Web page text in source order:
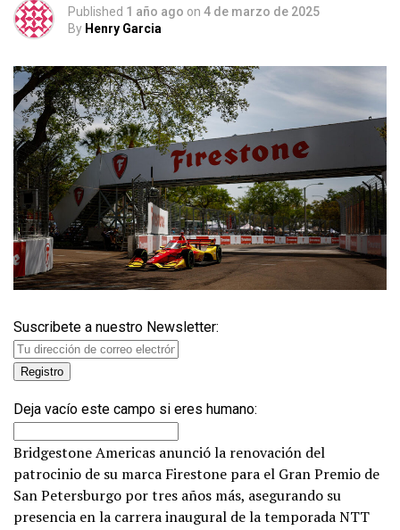
Published 1 año ago on 4 de marzo de 2025
By Henry Garcia
Suscribete a nuestro Newsletter:
Deja vacío este campo si eres humano:
Bridgestone Americas anunció la renovación del
patrocinio de su marca Firestone para el Gran Premio de
San Petersburgo por tres años más, asegurando su
presencia en la carrera inaugural de la temporada NTT